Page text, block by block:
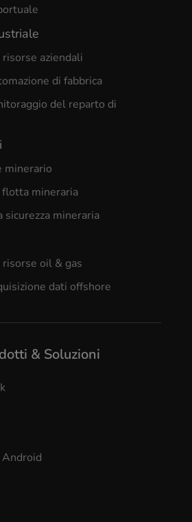
aziendali
di fabbrica
del reparto di
minerario
mineraria
sicurezza mineraria
oil & gas
dati offshore
& Soluzioni